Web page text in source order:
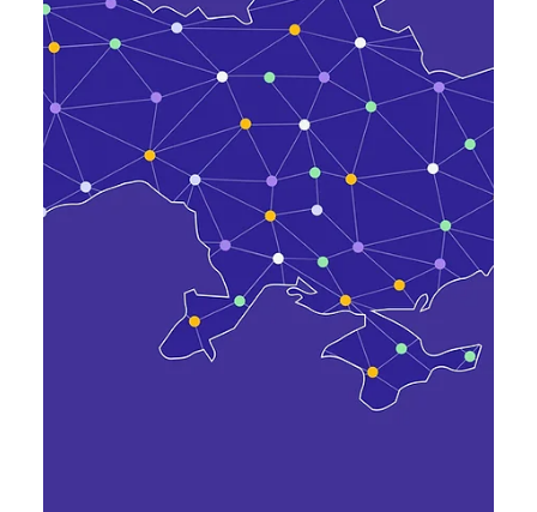
спільної роботи людей та ШІ-
агентів